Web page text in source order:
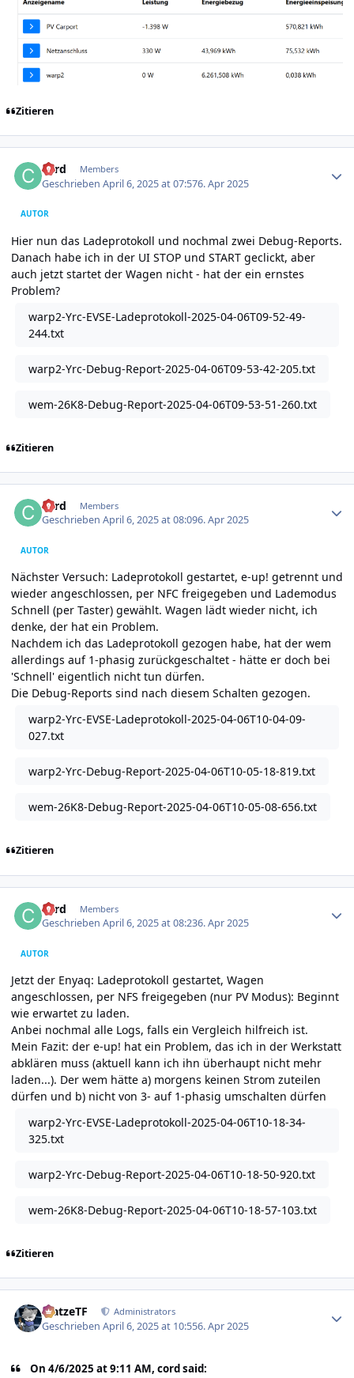
Zitieren
cord Members
GeschriebenApril 6, 2025 at 07:576. Apr 2025
AUTOR
Hier nun das Ladeprotokoll und nochmal zwei Debug-Reports.
Danach habe ich in der UI STOP und START geclickt, aber
auch jetzt startet der Wagen nicht - hat der ein ernstes
Problem?
warp2-Yrc-EVSE-Ladeprotokoll-2025-04-06T09-52-49-
244.txt
warp2-Yrc-Debug-Report-2025-04-06T09-53-42-205.txt
wem-26K8-Debug-Report-2025-04-06T09-53-51-260.txt
Zitieren
cord Members
GeschriebenApril 6, 2025 at 08:096. Apr 2025
AUTOR
Nächster Versuch: Ladeprotokoll gestartet, e-up! getrennt und
wieder angeschlossen, per NFC freigegeben und Lademodus
Schnell (per Taster) gewählt. Wagen lädt wieder nicht, ich
denke, der hat ein Problem.
Nachdem ich das Ladeprotokoll gezogen habe, hat der wem
allerdings auf 1-phasig zurückgeschaltet - hätte er doch bei
'Schnell' eigentlich nicht tun dürfen.
Die Debug-Reports sind nach diesem Schalten gezogen.
warp2-Yrc-EVSE-Ladeprotokoll-2025-04-06T10-04-09-
027.txt
warp2-Yrc-Debug-Report-2025-04-06T10-05-18-819.txt
wem-26K8-Debug-Report-2025-04-06T10-05-08-656.txt
Zitieren
cord Members
GeschriebenApril 6, 2025 at 08:236. Apr 2025
AUTOR
Jetzt der Enyaq: Ladeprotokoll gestartet, Wagen
angeschlossen, per NFS freigegeben (nur PV Modus): Beginnt
wie erwartet zu laden.
Anbei nochmal alle Logs, falls ein Vergleich hilfreich ist.
Mein Fazit: der e-up! hat ein Problem, das ich in der Werkstatt
abklären muss (aktuell kann ich ihn überhaupt nicht mehr
laden...). Der wem hätte a) morgens keinen Strom zuteilen
dürfen und b) nicht von 3- auf 1-phasig umschalten dürfen
warp2-Yrc-EVSE-Ladeprotokoll-2025-04-06T10-18-34-
325.txt
warp2-Yrc-Debug-Report-2025-04-06T10-18-50-920.txt
wem-26K8-Debug-Report-2025-04-06T10-18-57-103.txt
Zitieren
MatzeTF Administrators
GeschriebenApril 6, 2025 at 10:556. Apr 2025
On 4/6/2025 at 9:11 AM, cord said: